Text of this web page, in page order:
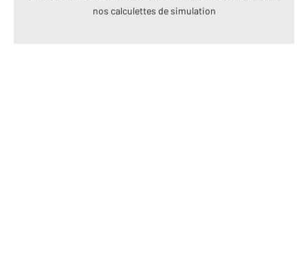
nos calculettes de simulation